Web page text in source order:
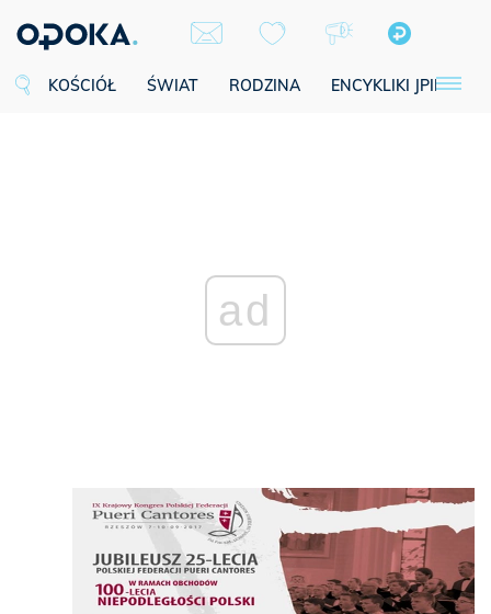
KOŚCIÓŁ ŚWIAT RODZINA ENCYKLIKI JPII
ad